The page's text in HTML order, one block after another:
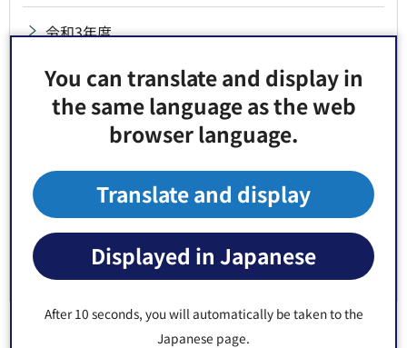
You can translate and display in
the same language as the web
browser language.
Translate and display
Displayed in Japanese
After 10 seconds, you will automatically be taken to the
Japanese page.
令和3年度
令和2年度
令和元年度
平成30年度
平成29年度
平成28年度